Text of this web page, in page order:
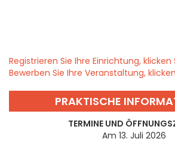
Registrieren Sie Ihre Einrichtung, klicken
Bewerben Sie Ihre Veranstaltung,
PRAKTISCHE
TERMINE UND
Am 13. Juli 2026